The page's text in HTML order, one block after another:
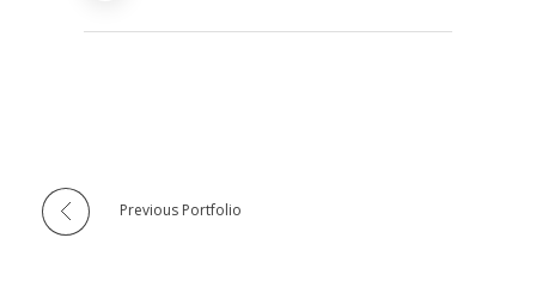
Previous Portfolio